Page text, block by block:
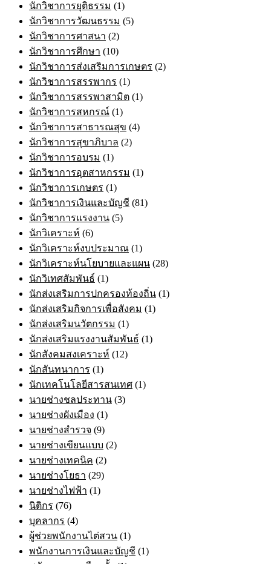
นักวิชาการยุติธรรม (1)
นักวิชาการวัฒนธรรม (5)
นักวิชาการศาสนา (2)
นักวิชาการศึกษา (10)
นักวิชาการส่งเสริมการเกษตร (2)
นักวิชาการสรรพากร (1)
นักวิชาการสรรพาสามิต (1)
นักวิชาการสหกรณ์ (1)
นักวิชาการสาธารณสุข (4)
นักวิชาการสุขาภิบาล (2)
นักวิชาการอบรม (1)
นักวิชาการอุตสาหกรรม (1)
นักวิชาการเกษตร (1)
นักวิชาการเงินและบัญชี (81)
นักวิชาการแรงงาน (5)
นักวิเคราะห์ (6)
นักวิเคราะห์งบประมาณ (1)
นักวิเคราะห์นโยบายและแผน (28)
นักวิเทศสัมพันธ์ (1)
นักส่งเสริมการปกครองท้องถิ่น (1)
นักส่งเสริมกิจการเพื่อสังคม (1)
นักส่งเสริมนวัตกรรม (1)
นักส่งเสริมแรงงานสัมพันธ์ (1)
นักสังคมสงเคราะห์ (12)
นักสันทนาการ (1)
นักเทคโนโลยีสารสนเทศ (1)
นายช่างชลประทาน (3)
นายช่างผังเมือง (1)
นายช่างสำรวจ (9)
นายช่างเขียนแบบ (2)
นายช่างเทคนิค (2)
นายช่างโยธา (29)
นายช่างไฟฟ้า (1)
นิติกร (76)
บุคลากร (4)
ผู้ช่วยพนักงานไต่สวน (1)
พนักงานการเงินและบัญชี (1)